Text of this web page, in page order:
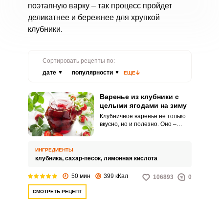
поэтапную варку – так процесс пройдет
деликатнее и бережнее для хрупкой
клубники.
Сортировать рецепты по:
дате
популярности ЕЩЕ
Варенье из клубники с
целыми ягодами на зиму
Клубничное варенье не только
вкусно, но и полезно. Оно –
ИНГРЕДИЕНТЫ
клубника, сахар-песок, лимонная кислота
50 мин 399 кКал 106893 0
СМОТРЕТЬ РЕЦЕПТ